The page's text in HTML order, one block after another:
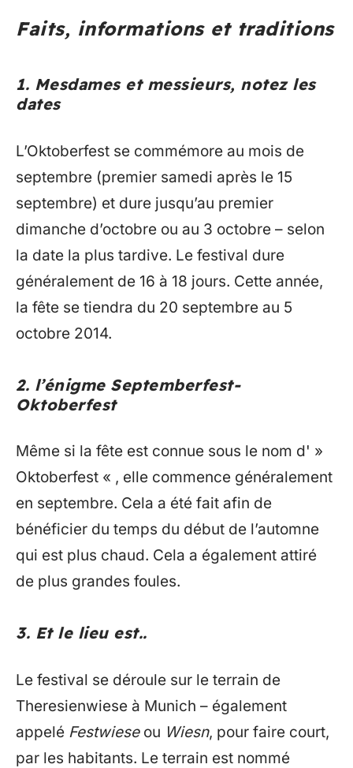
Faits, informations et traditions
1. Mesdames et messieurs, notez les
dates
L’Oktoberfest se commémore au mois de
septembre (premier samedi après le 15
septembre) et dure jusqu’au premier
dimanche d’octobre ou au 3 octobre – selon
la date la plus tardive. Le festival dure
généralement de 16 à 18 jours. Cette année,
la fête se tiendra du 20 septembre au 5
octobre 2014.
2. l’énigme Septemberfest-
Oktoberfest
Même si la fête est connue sous le nom d' »
Oktoberfest « , elle commence généralement
en septembre. Cela a été fait afin de
bénéficier du temps du début de l’automne
qui est plus chaud. Cela a également attiré
de plus grandes foules.
3. Et le lieu est..
Le festival se déroule sur le terrain de
Theresienwiese à Munich – également
appelé Festwieseou Wiesn, pour faire court,
par les habitants. Le terrain est nommé